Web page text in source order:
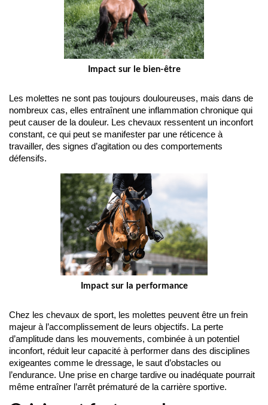
Impact sur le bien-être
Les molettes ne sont pas toujours douloureuses, mais dans de
nombreux cas, elles entraînent une inflammation chronique qui
peut causer de la douleur. Les chevaux ressentent un inconfort
constant, ce qui peut se manifester par une réticence à
travailler, des signes d’agitation ou des comportements
défensifs.
Impact sur la performance
Chez les chevaux de sport, les molettes peuvent être un frein
majeur à l’accomplissement de leurs objectifs. La perte
d’amplitude dans les mouvements, combinée à un potentiel
inconfort, réduit leur capacité à performer dans des disciplines
exigeantes comme le dressage, le saut d’obstacles ou
l’endurance. Une prise en charge tardive ou inadéquate pourrait
même entraîner l’arrêt prématuré de la carrière sportive.